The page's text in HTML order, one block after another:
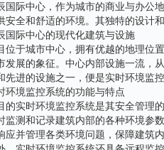
国际中心，作为城市的商业与办公
安全和舒适的环境。其独特的设计
国际中心的现代化建筑与设施
位于城市中心，拥有优越的地理位
发展的象征。中心内部设施一流，
先进的设施之一，便是实时环境监控
环境监控系统的功能与特点
的实时环境监控系统是其安全管理
监测和记录建筑内部的各种环境参
应并管理各类环境问题，保障建筑